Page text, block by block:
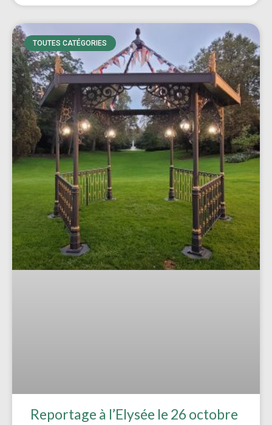
TOUTES CATÉGORIES
Reportage à l’Elysée le 26 octobre